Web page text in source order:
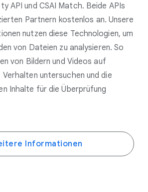
API und CSAI Match. Beide APIs
Partnern kostenlos an. Unsere
nutzen diese Technologien, um
von Dateien zu analysieren. So
von Bildern und Videos auf
untersuchen und die
Inhalte für die Überprüfung
Informationen